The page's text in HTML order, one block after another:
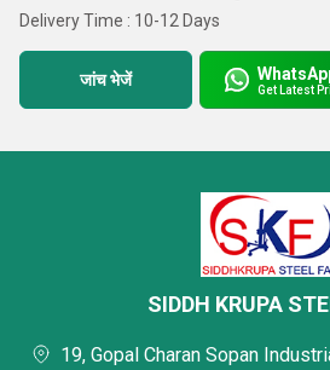
Delivery Time : 10-12 Days
जांच भेजें
Get Latest
SIDDH KRUPA
19, Gopal Charan Sopan